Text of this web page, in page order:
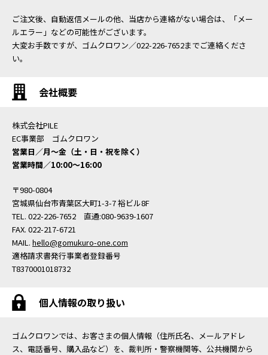
ご注文後、自動返信メールの他、当店から連絡がない場合は、「メー
ルエラー」などの可能性がございます。
大変お手数ですが、ゴムクロワン／022-226-7652までご連絡くださ
い。
会社概要
株式会社PILE
EC事業部 ゴムクロワン
営業日／月〜金（土・日・祝を除く）
営業時間／10:00〜16:00
〒980-0804
宮城県仙台市青葉区大町1-3-7 裕ビル8F
TEL. 022-226-7652 直通:080-9639-1607
FAX. 022-217-6721
MAIL. hello@gomukuro-one.com
適格請求書発行事業者登録番号
T8370001018732
個人情報の取り扱い
ゴムクロワンでは、お客さまの個人情報（住所氏名、メールアドレ
ス、電話番号、購入品など）を、裁判所・警察機関等、公共機関から